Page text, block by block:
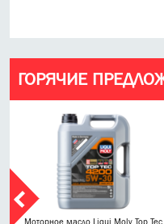
ГОРЯЧИЕ
Моторное масло Liqui Moly Top Tec